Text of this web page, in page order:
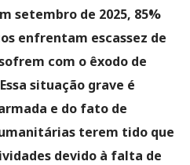
setembro de 2025, 85%
enfrentam escassez de
com o êxodo de
situação grave é
e do fato de
terem tido que
devido à falta de